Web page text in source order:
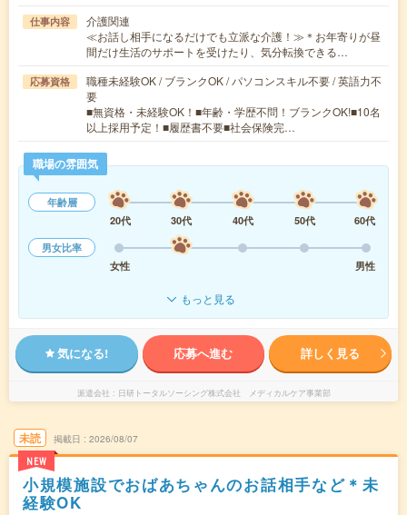
仕事内容
介護関連
≪お話し相手になるだけでも立派な介護！≫＊お年寄りが昼
間だけ生活のサポートを受けたり、気分転換できる…
応募資格
職種未経験OK / ブランクOK / パソコンスキル不要 / 英語力不
要
■無資格・未経験OK！■年齢・学歴不問！ブランクOK!■10名
以上採用予定！■履歴書不要■社会保険完…
職場の雰囲気
年齢層
20代
30代 40代 50代
60代
男女比率
女性
男性
もっと見る
気になる! 応募へ進む 詳しく見る
派遣会社 日研トータルソーシング株式会社 メディカルケア事業部
未読
NEW
掲載日 2026/08/07
小規模施設でおばあちゃんのお話相手など＊未
経験OK